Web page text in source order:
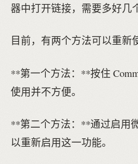
器中打开链接，需要多好几
目前，有两个方法可以重新
**第一个方法：**按住
使用并不方便。
**第二个方法：**通过启用
以重新启用这一功能。